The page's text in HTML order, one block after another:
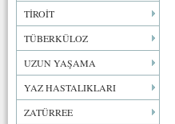
TİROİT
TÜBERKÜLOZ
UZUN YAŞAMA
YAZ HASTALIKLARI
ZATÜRREE